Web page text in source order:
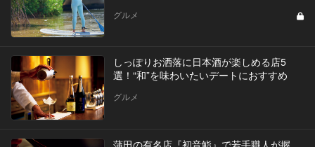
グルメ
しっぽりお洒落に日本酒が楽しめる店5
選！“和”を味わいたいデートにおすすめ
グルメ
蒲田の有名店『初音鮨』で若手職人が握